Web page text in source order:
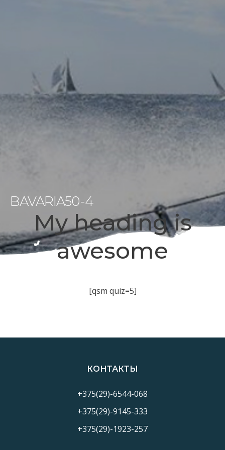
BAVARIA50-4
My heading is
awesome
[qsm quiz=5]
КОНТАКТЫ
+375(29)-6544-068
+375(29)-9145-333
+375(29)-1923-257